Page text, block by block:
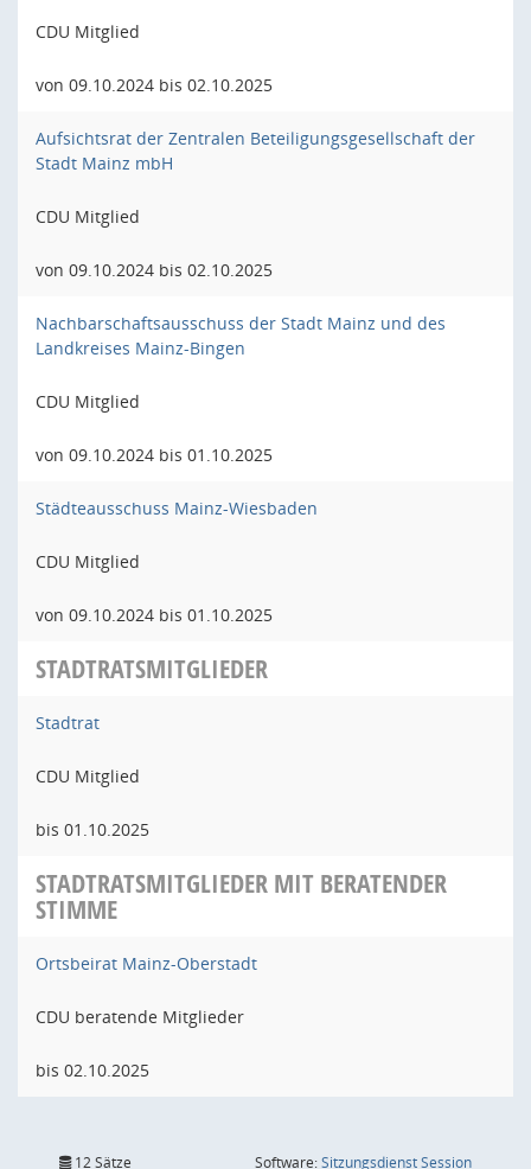
CDU Mitglied
von 09.10.2024 bis 02.10.2025
Aufsichtsrat der Zentralen Beteiligungsgesellschaft der
Stadt Mainz mbH
CDU Mitglied
von 09.10.2024 bis 02.10.2025
Nachbarschaftsausschuss der Stadt Mainz und des
Landkreises Mainz-Bingen
CDU Mitglied
von 09.10.2024 bis 01.10.2025
Städteausschuss Mainz-Wiesbaden
CDU Mitglied
von 09.10.2024 bis 01.10.2025
STADTRATSMITGLIEDER
Stadtrat
CDU Mitglied
bis 01.10.2025
STADTRATSMITGLIEDER MIT BERATENDER
STIMME
Ortsbeirat Mainz-Oberstadt
CDU beratende Mitglieder
bis 02.10.2025
12 Sätze Software:SitzungsdienstSession(Wird in